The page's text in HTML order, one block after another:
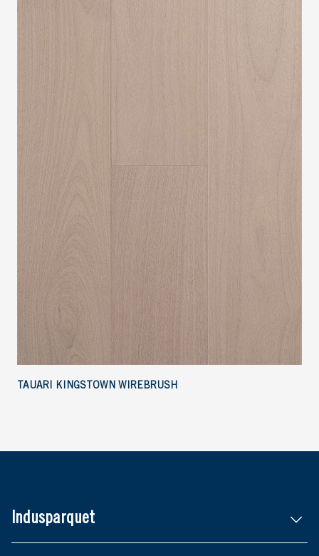
TAUARI KINGSTOWN WIREBRUSH
Indusparquet